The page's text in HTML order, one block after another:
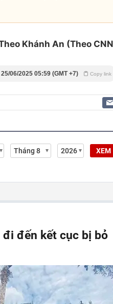
Khánh An (Theo
Copy link
25/06/2025 05:59 (GMT +7)
XEM
đến kết cục bị bỏ